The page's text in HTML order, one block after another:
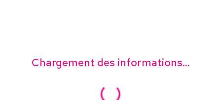
Chargement des informations...